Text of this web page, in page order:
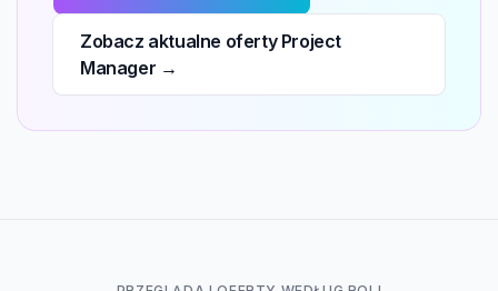
Zobacz aktualne oferty Project
Manager →